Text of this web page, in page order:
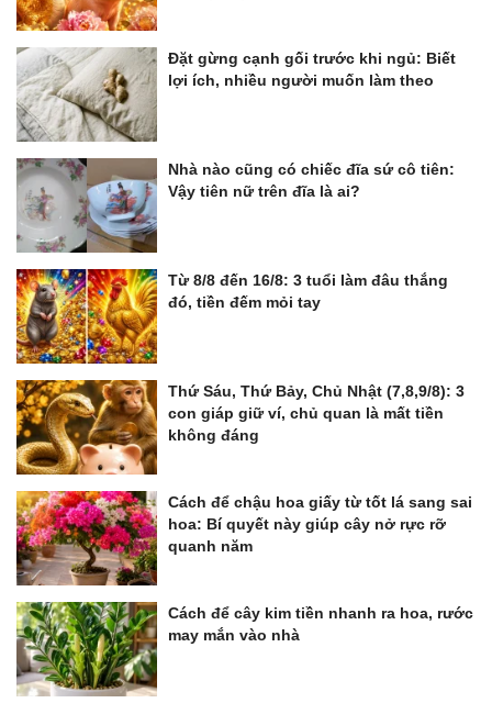
Đặt gừng cạnh gối trước khi ngủ: Biết
lợi ích, nhiều người muốn làm theo
Nhà nào cũng có chiếc đĩa sứ cô tiên:
Vậy tiên nữ trên đĩa là ai?
Từ 8/8 đến 16/8: 3 tuổi làm đâu thắng
đó, tiền đếm mỏi tay
Thứ Sáu, Thứ Bảy, Chủ Nhật (7,8,9/8): 3
con giáp giữ ví, chủ quan là mất tiền
không đáng
Cách để chậu hoa giấy từ tốt lá sang sai
hoa: Bí quyết này giúp cây nở rực rỡ
quanh năm
Cách để cây kim tiền nhanh ra hoa, rước
may mắn vào nhà